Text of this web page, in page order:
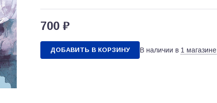
700 ₽
ДОБАВИТЬ В КОРЗИНУ В наличии в 1 магазине